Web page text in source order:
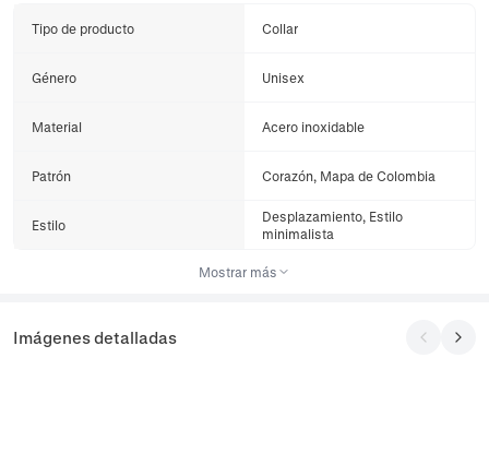
Tipo de producto Collar
Género Unisex
Material Acero inoxidable
Patrón Corazón, Mapa de Colombia
Estilo
Desplazamiento, Estilo
minimalista
Mostrar más
Imágenes detalladas